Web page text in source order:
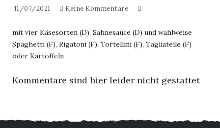
11/07/2021 Keine Kommentare
mit vier Käsesorten (D), Sahnesauce (D) und wahlweise
Spaghetti (F), Rigatoni (F), Tortellini (F), Tagliatelle (F)
oder Kartoffeln
Kommentare sind hier leider nicht gestattet